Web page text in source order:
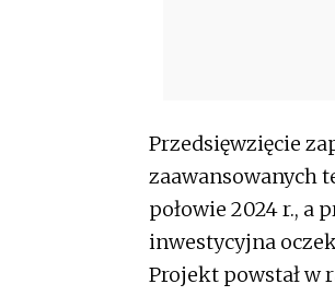
Przedsięwzięcie
zaawansowanych
połowie 2024 r., a
inwestycyjna
Projekt powstał w